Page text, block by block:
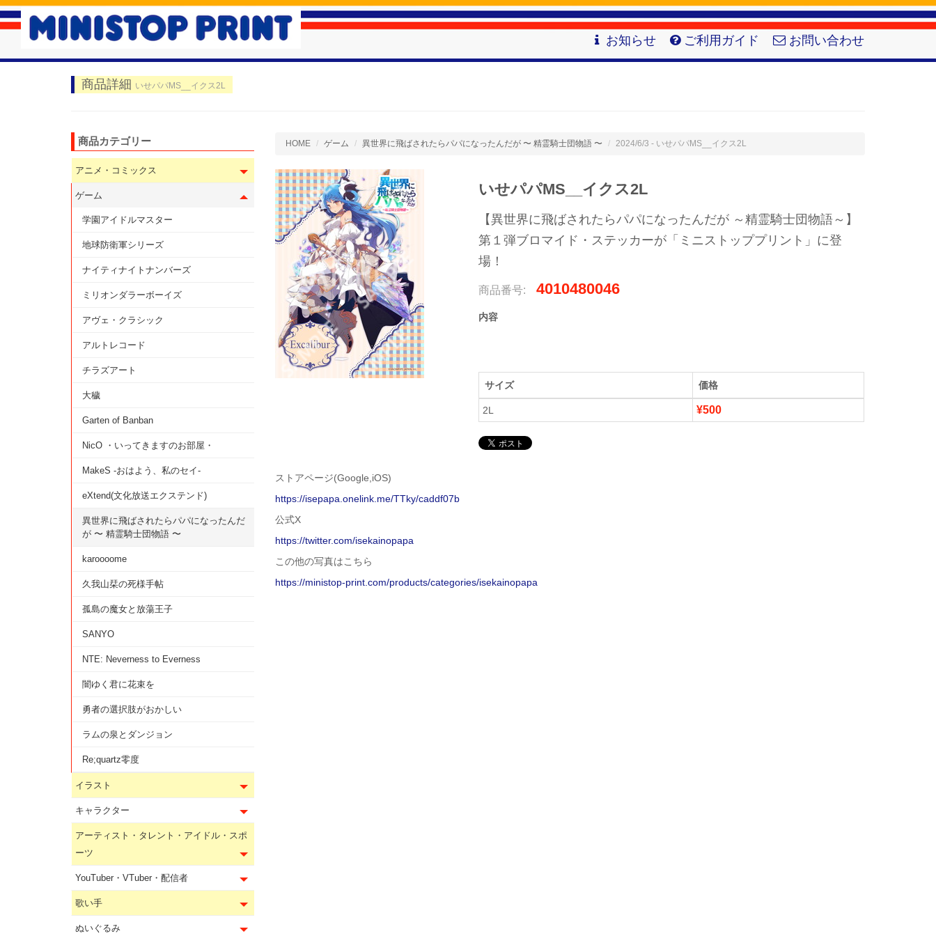
お知らせ ご利用ガイド お問い合わせ
商品詳細 いせパパMS__イクス2L
HOME ゲーム 異世界に飛ばされたらパパになったんだが 〜 精霊騎士団物語 〜 2024/6/3 - いせパパMS__イクス2L
いせパパMS__イクス2L
【異世界に飛ばされたらパパになったんだが ～精霊騎士団物語～】
第１弾ブロマイド・ステッカーが「ミニストッププリント」に登
場！
商品番号: 4010480046
内容
サイズ 価格
2L ¥500
ストアページ(Google,iOS)
https://isepapa.onelink.me/TTky/caddf07b
公式X
https://twitter.com/isekainopapa
この他の写真はこちら
https://ministop-print.com/products/categories/isekainopapa
商品カテゴリー
アニメ・コミックス
ゲーム
学園アイドルマスター
地球防衛軍シリーズ
ナイティナイトナンバーズ
ミリオンダラーボーイズ
アヴェ・クラシック
アルトレコード
チラズアート
大穢
Garten of Banban
NicO ・いってきますのお部屋・
MakeS -おはよう、私のセイ-
eXtend(文化放送エクステンド)
異世界に飛ばされたらパパになったんだ
が 〜 精霊騎士団物語 〜
karoooome
久我山栞の死様手帖
孤島の魔女と放蕩王子
SANYO
NTE: Neverness to Everness
闇ゆく君に花束を
勇者の選択肢がおかしい
ラムの泉とダンジョン
Re;quartz零度
イラスト
キャラクター
アーティスト・タレント・アイドル・スポ
ーツ
YouTuber・VTuber・配信者
歌い手
ぬいぐるみ